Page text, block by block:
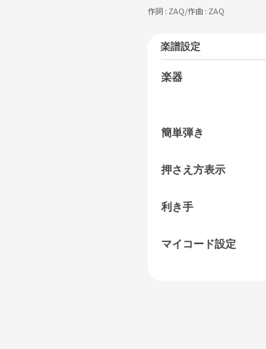
作詞 : ZAQ/作曲 : ZAQ
楽譜設定
楽器
簡単弾き
押さえ方表示
利き手
マイコード設定